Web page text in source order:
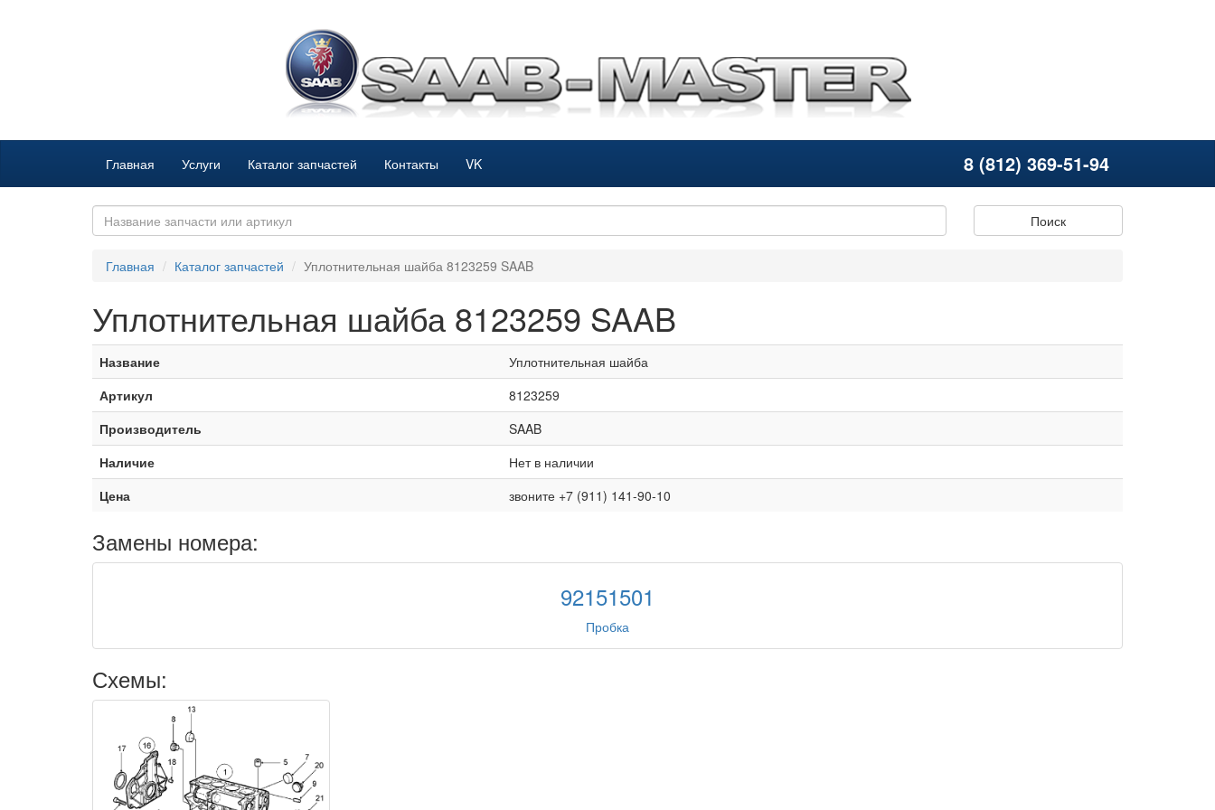
Главная Услуги Каталог запчастей Контакты VK 8 (812) 369-51-94
Поиск
Главная Каталог запчастей Уплотнительная шайба 8123259 SAAB
Уплотнительная шайба 8123259 SAAB
Название
Уплотнительная шайба
Артикул
8123259
Производитель
SAAB
Наличие
Нет в наличии
Цена
звоните +7 (911) 141-90-10
Замены номера:
92151501
Пробка
Схемы: